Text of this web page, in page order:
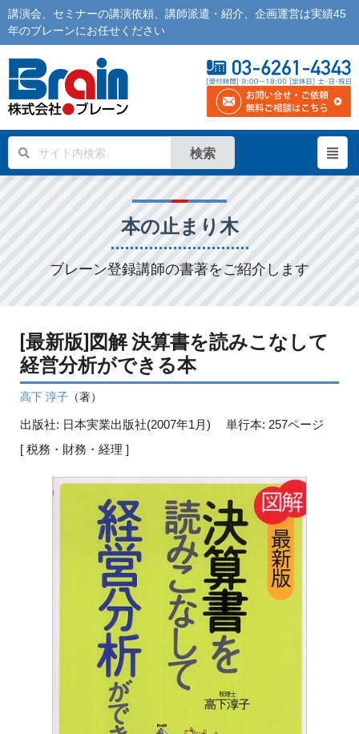
講演会 セミナーの講演依頼 講師派遣 ・紹介、企画運営は実績45
年のブレーンにお任せください
検索
本の止まり木
ブレーン登録講師の書著をご紹介します
[最新版]図解 決算書を読みこなして
経営分析ができる本
高下 淳子 （著）
出版社: 日本実業出版社(2007年1月)
単行本: 257ページ
[ 税務・財務・経理 ]